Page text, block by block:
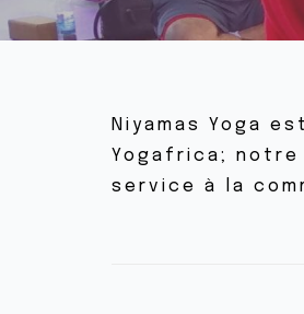
Niyamas Yoga
Yogafrica;
service à la